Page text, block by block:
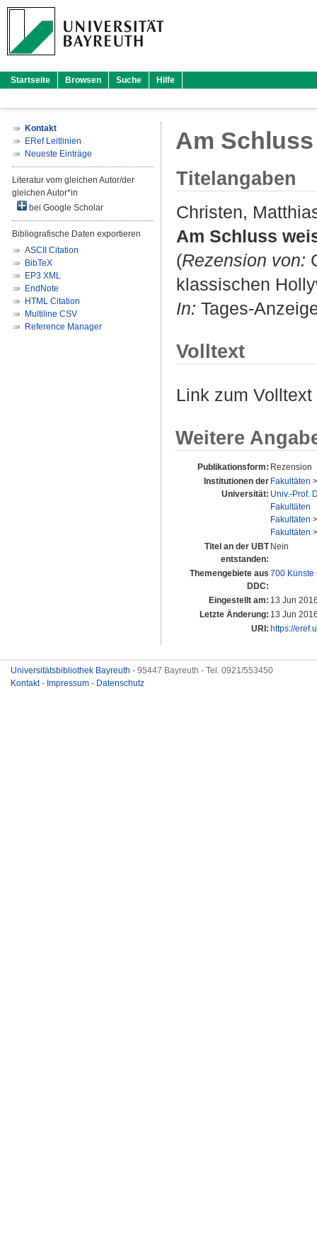
Startseite Browsen Suche Hilfe
Kontakt
ERef Leitlinien
Neueste Einträge
Literatur vom gleichen Autor/der
gleichen Autor*in
bei Google Scholar
Bibliografische Daten exportieren
ASCII Citation
BibTeX
EP3 XML
EndNote
HTML Citation
Multiline CSV
Reference Manager
Am
Titelangaben
Christen,
Am Schluss
(Rezension von:
klassischen
In: Tages-
Volltext
Link zum
Weitere
Publikationsform: Rezension
Institutionen der
Universität:
Fakultäten
Univ.-Prof.
Fakultäten
Fakultäten
Fakultäten
Titel an der UBT
entstanden:
Nein
Themengebiete aus
DDC:
700 Künste
Eingestellt am: 13 Jun
Letzte Änderung: 13 Jun
URI: https://
Universitätsbibliothek Bayreuth - 95447 Bayreuth - Tel. 0921/553450
Kontakt- Impressum - Datenschutz